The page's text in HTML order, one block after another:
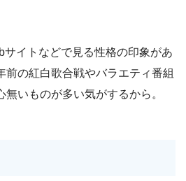
サイトなどで見る性格の印象があ
前の紅白歌合戦やバラエティ番組
いものが多い気がするから。